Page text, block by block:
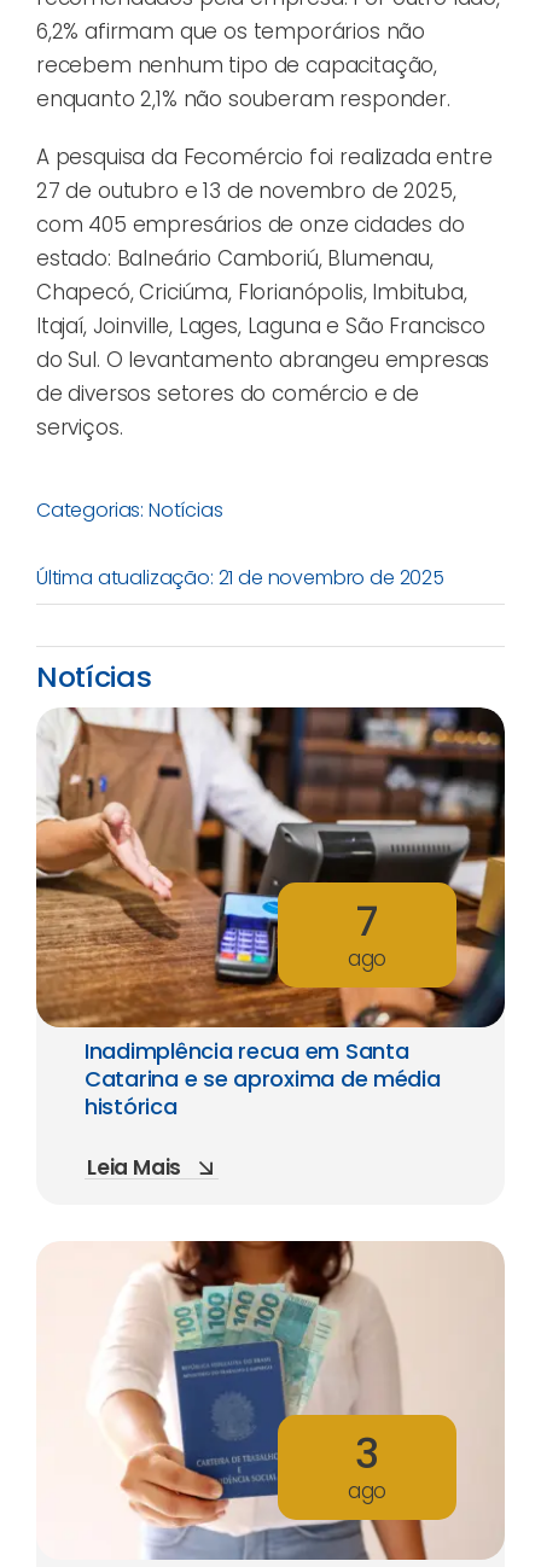
6,2% afirmam que os temporários não
recebem nenhum tipo de capacitação,
enquanto 2,1% não souberam responder.
A pesquisa da Fecomércio foi realizada entre
27 de outubro e 13 de novembro de 2025,
com 405 empresários de onze cidades do
estado: Balneário Camboriú, Blumenau,
Chapecó, Criciúma, Florianópolis, Imbituba,
Itajaí, Joinville, Lages, Laguna e São Francisco
do Sul. O levantamento abrangeu empresas
de diversos setores do comércio e de
serviços.
Categorias: Notícias
Última atualização: 21 de novembro de 2025
Notícias
7
ago
Inadimplência recua em Santa
Catarina e se aproxima de média
histórica
Leia Mais
3
ago